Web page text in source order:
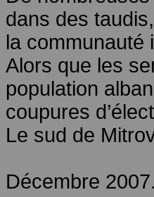
dans des
la communauté
Alors que les
population
coupures
Le sud de
Décembre 2007.